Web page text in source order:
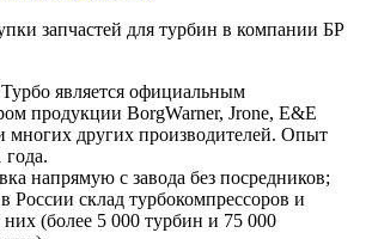
запчастей для турбин в компании БР
является официальным
продукции BorgWarner, Jrone, E&E
многих других производителей. Опыт
года.
напрямую с завода без посредников;
склад турбокомпрессоров и
них (более 5 000 турбин и 75 000